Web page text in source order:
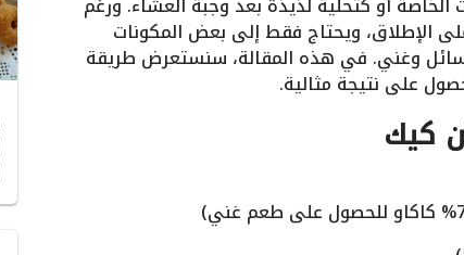
الإطلاق، ويحتاج فقط إلى بعض المكونات
وغني. في هذه المقالة، سنستعرض طريقة
على نتيجة مثالية.
كيك